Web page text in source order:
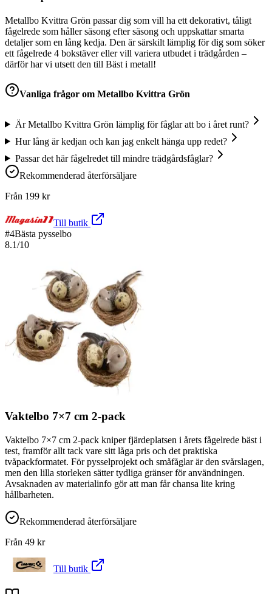
Metallbo Kvittra Grön passar dig som vill ha ett dekorativt, tåligt
fågelrede som håller säsong efter säsong och uppskattar smarta
detaljer som en lång kedja. Den är särskilt lämplig för dig som söker
ett fågelrede 4 bokstäver eller vill variera utbudet i trädgården –
därför har vi utsett den till Bäst i metall!
Vanliga frågor om Metallbo Kvittra Grön
Är Metallbo Kvittra Grön lämplig för fåglar att bo i året runt?
Hur lång är kedjan och kan jag enkelt hänga upp redet?
Passar det här fågelredet till mindre trädgårdsfåglar?
Rekommenderad återförsäljare
Från 199 kr
Till butik
#4Bästa pysselbo
8.1/10
Vaktelbo 7×7 cm 2-pack
Vaktelbo 7×7 cm 2-pack kniper fjärdeplatsen i årets fågelrede bäst i
test, framför allt tack vare sitt låga pris och det praktiska
tvåpackformatet. För pysselprojekt och småfåglar är den svårslagen,
men den lilla storleken sätter tydliga gränser för användningen.
Avsaknaden av materialinfo gör att man får chansa lite kring
hållbarheten.
Rekommenderad återförsäljare
Från 49 kr
Till butik